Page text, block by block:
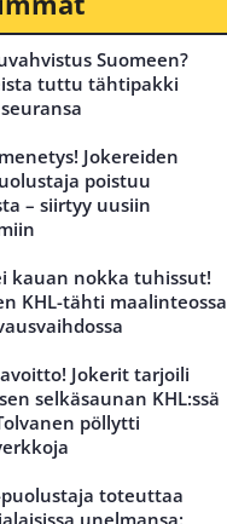
Suomeen?
tuttu tähtipakki
Jokereiden
poistuu
– siirtyy uusiin
kauan nokka tuhissut!
KHL-tähti maalinteossa
Jokerit tarjoili
selkäsaunan KHL:ssä
pöllytti
puolustaja toteuttaa